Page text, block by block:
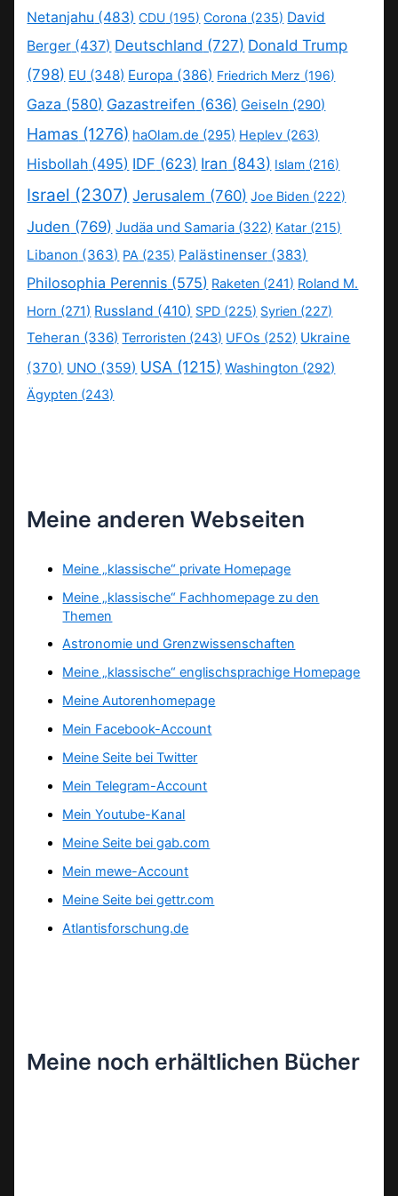
Netanjahu (483) CDU (195) Corona (235) David
Berger (437) Deutschland (727) Donald Trump
(798) EU (348) Europa (386) Friedrich Merz (196)
Gaza (580) Gazastreifen (636) Geiseln (290)
Hamas (1276) haOlam.de (295) Heplev (263)
Hisbollah (495) IDF (623) Iran (843) Islam (216)
Israel (2307) Jerusalem (760) Joe Biden (222)
Juden (769) Judäa und Samaria (322) Katar (215)
Libanon (363) PA (235) Palästinenser (383)
Philosophia Perennis (575) Raketen (241) Roland M.
Horn (271) Russland (410) SPD (225) Syrien (227)
Teheran (336) Terroristen (243) UFOs (252) Ukraine
(370) UNO (359) USA (1215) Washington (292)
Ägypten (243)
Meine anderen Webseiten
Meine „klassische“ private Homepage
Meine „klassische“ Fachhomepage zu den
Themen
Astronomie und Grenzwissenschaften
Meine „klassische“ englischsprachige Homepage
Meine Autorenhomepage
Mein Facebook-Account
Meine Seite bei Twitter
Mein Telegram-Account
Mein Youtube-Kanal
Meine Seite bei gab.com
Mein mewe-Account
Meine Seite bei gettr.com
Atlantisforschung.de
Meine noch erhältlichen Bücher